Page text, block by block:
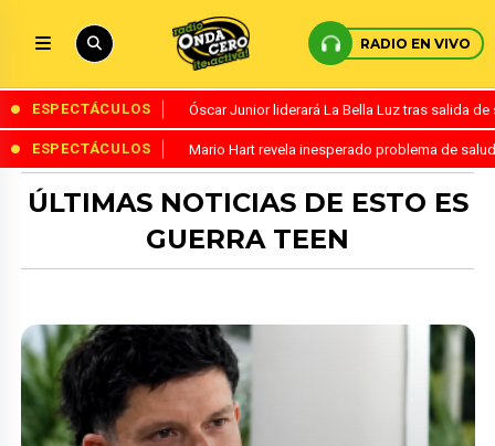
RADIO EN VIVO
ESPECTÁCULOS Óscar Junior liderará La Bella Luz tras salida
ESPECTÁCULOS Mario Hart revela inesperado problema de
ÚLTIMAS NOTICIAS DE ESTO ES
GUERRA TEEN